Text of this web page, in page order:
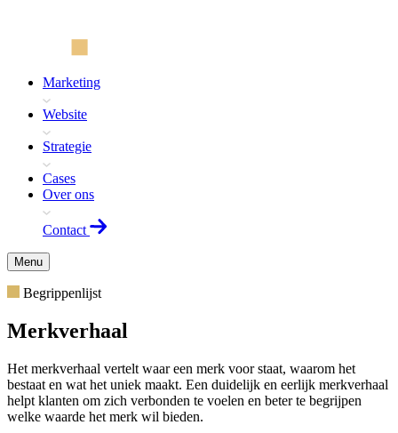
Marketing
Website
Strategie
Cases
Over ons
Contact
Menu
Begrippenlijst
Merkverhaal
Het merkverhaal vertelt waar een merk voor staat, waarom het
bestaat en wat het uniek maakt. Een duidelijk en eerlijk merkverhaal
helpt klanten om zich verbonden te voelen en beter te begrijpen
welke waarde het merk wil bieden.